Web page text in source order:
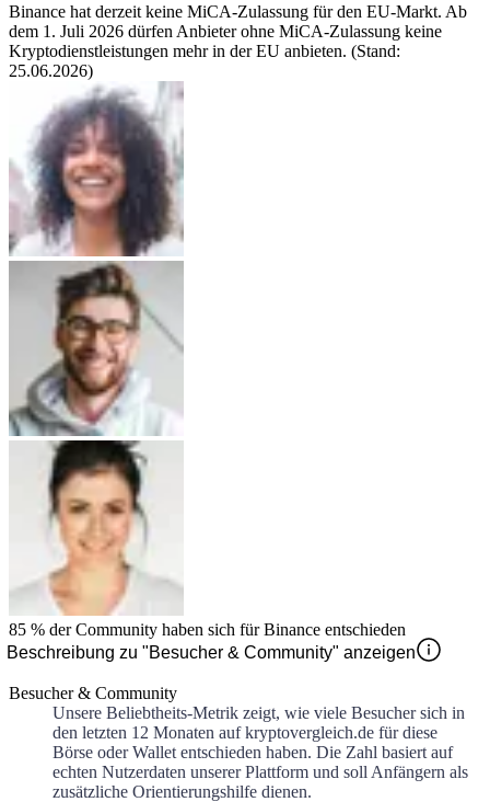
Binance hat derzeit keine MiCA-Zulassung für den EU-Markt. Ab
dem 1. Juli 2026 dürfen Anbieter ohne MiCA-Zulassung keine
Kryptodienstleistungen mehr in der EU anbieten. (Stand:
25.06.2026)
85 % der Community haben sich fürBinance entschieden
Beschreibung zu "Besucher & Community" anzeigen
Besucher & Community
Unsere Beliebtheits-Metrik zeigt, wie viele Besucher sich in
den letzten 12 Monaten auf kryptovergleich.de für diese
Börse oder Wallet entschieden haben. Die Zahl basiert auf
echten Nutzerdaten unserer Plattform und soll Anfängern als
zusätzliche Orientierungshilfe dienen.